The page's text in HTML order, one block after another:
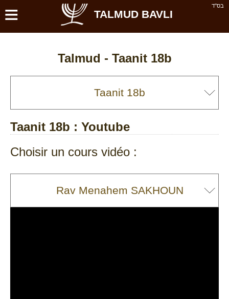
בס''ד ≡ TALMUD BAVLI
Talmud - Taanit 18b
Taanit 18b : Youtube
Choisir un cours vidéo :